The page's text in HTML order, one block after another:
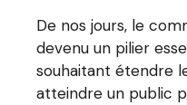
De nos jours, le
devenu un pilier
souhaitant étendre
atteindre un public